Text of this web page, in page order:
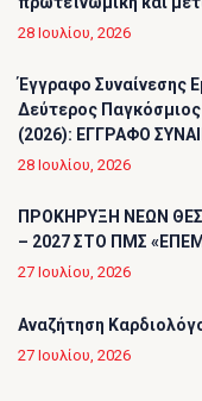
28 Ιουλίου, 2026
Έγγραφο Συναίνεσης
Δεύτερος
(2026): ΕΓΓΡΑΦΟ
28 Ιουλίου, 2026
ΠΡΟΚΗΡΥΞΗ ΝΕΩΝ
– 2027 ΣΤΟ ΠΜΣ
27 Ιουλίου, 2026
Αναζήτηση
27 Ιουλίου, 2026